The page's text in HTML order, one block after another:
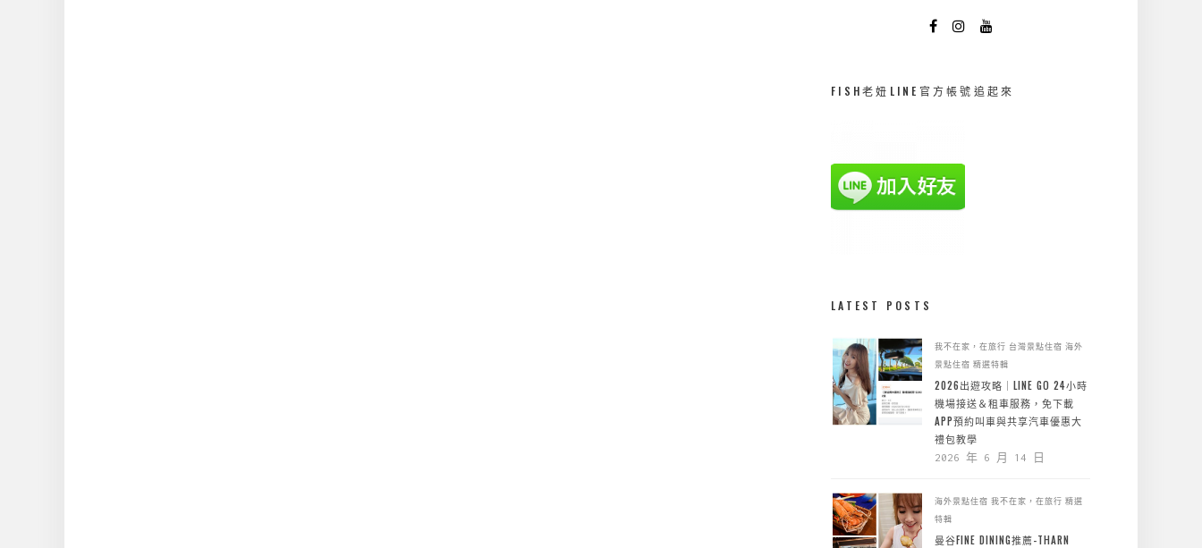
FISH老妞LINE官方帳號追起來
LATEST POSTS
我不在家，在旅行 台灣景點住宿 海外
景點住宿 精選特輯
2026出遊攻略｜LINE GO 24小時
機場接送＆租車服務，免下載
APP預約叫車與共享汽車優惠大
禮包教學
2026 年 6 月 14 日
海外景點住宿 我不在家，在旅行 精選
特輯
曼谷FINE DINING推薦-THARN